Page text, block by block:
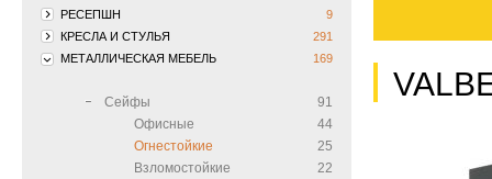
РЕСЕПШН
9
КРЕСЛА И СТУЛЬЯ
291
МЕТАЛЛИЧЕСКАЯ МЕБЕЛЬ
169
Сейфы
91
Офисные
44
Огнестойкие
25
Взломостойкие
22